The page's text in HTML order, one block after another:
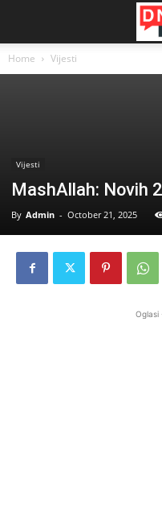
Home Vijesti
Vijesti
MashAllah: Novih
By Admin - October 21, 2025
Oglasi